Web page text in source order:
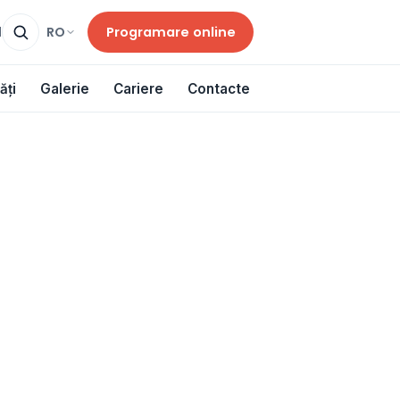
RO Programare online
Galerie Cariere Contacte